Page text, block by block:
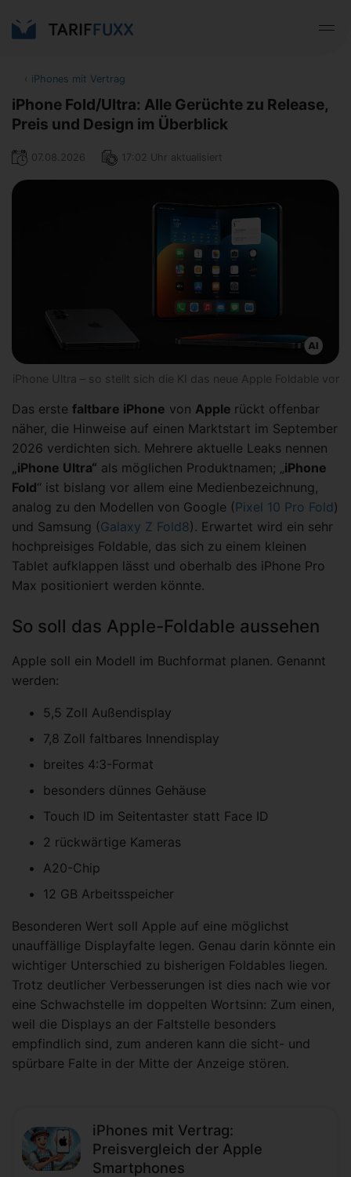
‹ iPhones mit Vertrag
iPhone Fold/Ultra: Alle Gerüchte zu Release,
Preis und Design im Überblick
07.08.2026 17:02 Uhr aktualisiert
iPhone Ultra – so stellt sich die KI das neue Apple Foldable vor
Das erste faltbare iPhone von Apple rückt offenbar
näher, die Hinweise auf einen Marktstart im September
2026 verdichten sich. Mehrere aktuelle Leaks nennen
„iPhone Ultra“ als möglichen Produktnamen; „iPhone
Fold“ ist bislang vor allem eine Medienbezeichnung,
analog zu den Modellen von Google (Pixel 10 Pro Fold)
und Samsung (Galaxy Z Fold8). Erwartet wird ein sehr
hochpreisiges Foldable, das sich zu einem kleinen
Tablet aufklappen lässt und oberhalb des iPhone Pro
Max positioniert werden könnte.
So soll das Apple-Foldable aussehen
Apple soll ein Modell im Buchformat planen. Genannt
werden:
5,5 Zoll Außendisplay
7,8 Zoll faltbares Innendisplay
breites 4:3-Format
besonders dünnes Gehäuse
Touch ID im Seitentaster statt Face ID
2 rückwärtige Kameras
A20-Chip
12 GB Arbeitsspeicher
Besonderen Wert soll Apple auf eine möglichst
unauffällige Displayfalte legen. Genau darin könnte ein
wichtiger Unterschied zu bisherigen Foldables liegen.
Trotz deutlicher Verbesserungen ist dies nach wie vor
eine Schwachstelle im doppelten Wortsinn: Zum einen,
weil die Displays an der Faltstelle besonders
empfindlich sind, zum anderen kann die sicht- und
spürbare Falte in der Mitte der Anzeige stören.
iPhones mit Vertrag:
Preisvergleich der Apple
Smartphones